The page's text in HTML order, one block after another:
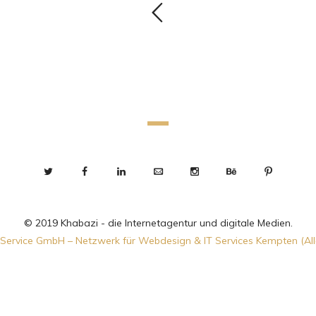
© 2019 Khabazi - die Internetagentur und digitale Medien.
Service GmbH – Netzwerk für Webdesign & IT Services Kempten